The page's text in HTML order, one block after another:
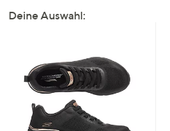
Deine Auswahl: